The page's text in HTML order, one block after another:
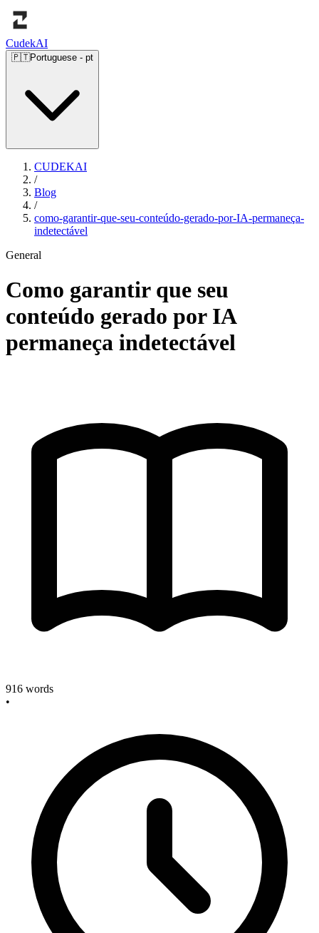
CudekAI
🇵🇹Portuguese - pt
CUDEKAI
/
Blog
/
como-garantir-que-seu-conteúdo-gerado-por-IA-permaneça-
indetectável
General
Como garantir que seu
conteúdo gerado por IA
permaneça indetectável
916 words
•